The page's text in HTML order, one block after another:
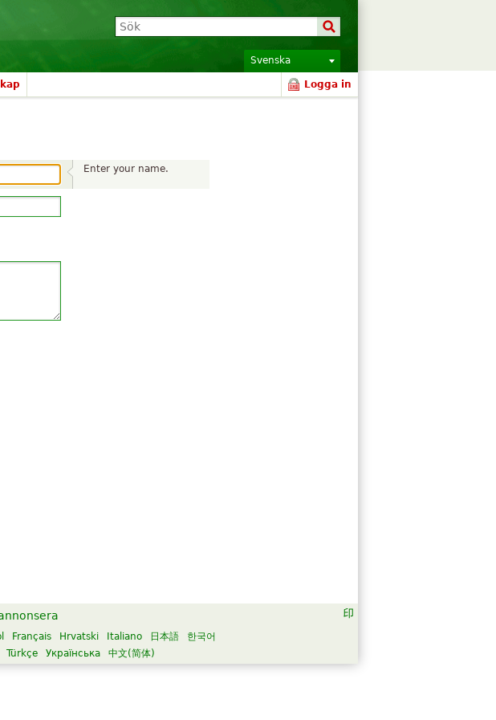
Svenska
Logga in
Enter your name.
Français Hrvatski Italiano 日本語
한국어
Türkçe Українська 中文(简体)